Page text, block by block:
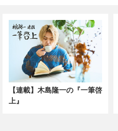
【連載】木島隆一の『一筆啓
上』